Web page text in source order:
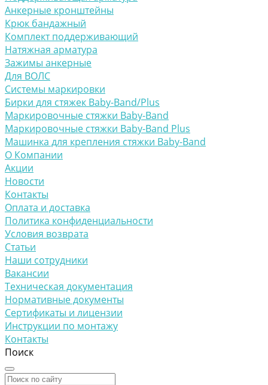
Анкерные кронштейны
Крюк бандажный
Комплект поддерживающий
Натяжная арматура
Зажимы анкерные
Для ВОЛС
Системы маркировки
Бирки для стяжек Baby-Band/Plus
Маркировочные стяжки Baby-Band
Маркировочные стяжки Baby-Band Plus
Машинка для крепления стяжки Baby-Band
О Компании
Акции
Новости
Контакты
Оплата и доставка
Политика конфиденциальности
Условия возврата
Статьи
Наши сотрудники
Вакансии
Техническая документация
Нормативные документы
Сертификаты и лицензии
Инструкции по монтажу
Контакты
Поиск